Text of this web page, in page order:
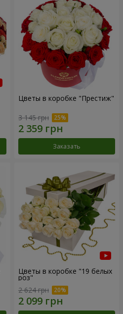
Цветы в коробке "Престиж"
3 145 грн
Заказать
Цветы в коробке "19 белых
роз"
2 624 грн